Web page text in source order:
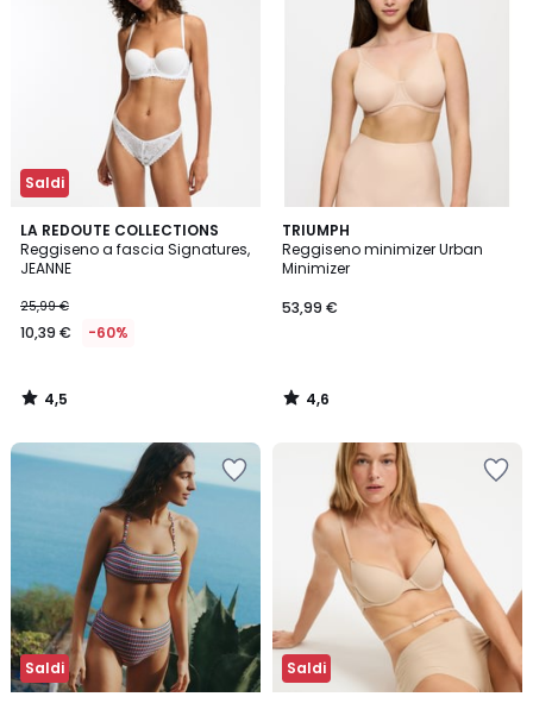
Saldi
LA REDOUTE COLLECTIONS
Reggiseno a fascia Signatures,
JEANNE
25,99 €
10,39 € -60%
4,5
/ 5
4,5
/
TRIUMPH
Reggiseno minimizer Urban
Minimizer
53,99 €
4,6
/ 5
4,6
/
Saldi Saldi